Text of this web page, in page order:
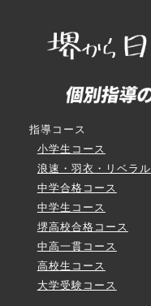
指導コース
小学生コース
浪速・羽衣・リベラル
中学合格コース
中学生コース
堺高校合格コース
中高一貫コース
高校生コース
大学受験コース